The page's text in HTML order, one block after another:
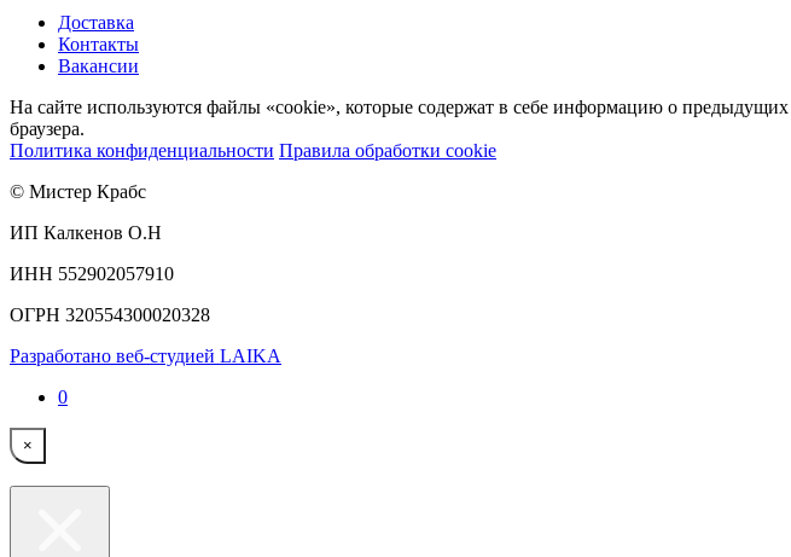
Доставка
Контакты
Вакансии
На сайте используются файлы «cookie», которые содержат в себе информацию о
браузера.
Политика конфиденциальности Правила обработки cookie
© Мистер Крабс
ИП Калкенов О.Н
ИНН 552902057910
ОГРН 320554300020328
Разработано веб-студией LAIKA
0
×